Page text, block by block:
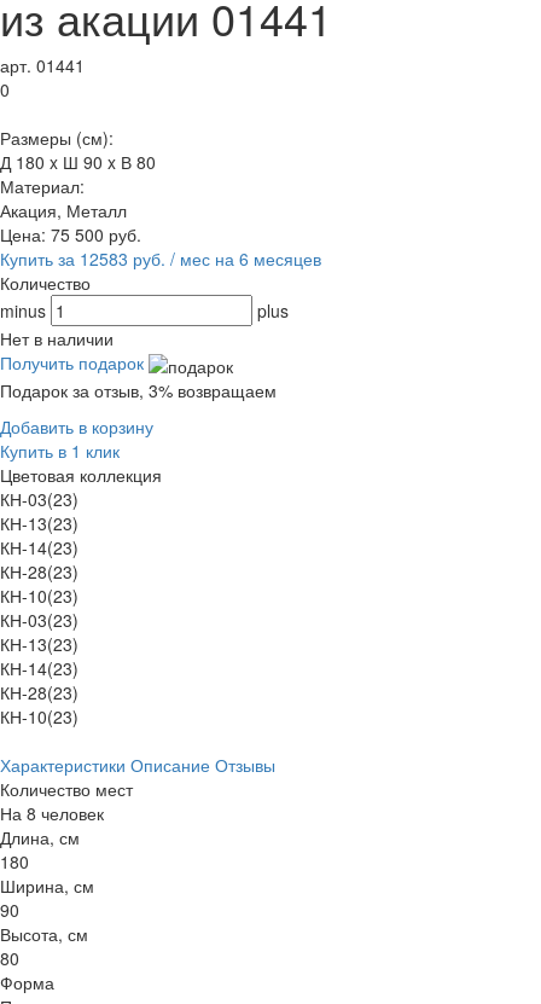
из акации 01441
арт. 01441
0
Размеры (см):
Д 180 x Ш 90 x В 80
Материал:
Акация, Металл
Цена: 75 500 руб.
Купить за 12583 руб. / мес на 6 месяцев
Количество
minus
plus
Нет в наличии
Получить подарок
Подарок за отзыв, 3% возвращаем
Добавить в корзину
Купить в 1 клик
Цветовая коллекция
КН-03(23)
КН-13(23)
КН-14(23)
КН-28(23)
КН-10(23)
КН-03(23)
КН-13(23)
КН-14(23)
КН-28(23)
КН-10(23)
Характеристики Описание Отзывы
Количество мест
На 8 человек
Длина, см
180
Ширина, см
90
Высота, см
80
Форма